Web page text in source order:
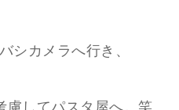
シカメラへ行き、
慮してパスタ屋へ。笑